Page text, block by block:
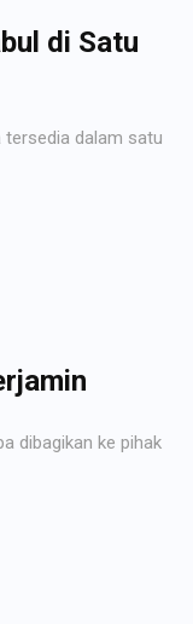
di Satu
tersedia dalam satu
dibagikan ke pihak